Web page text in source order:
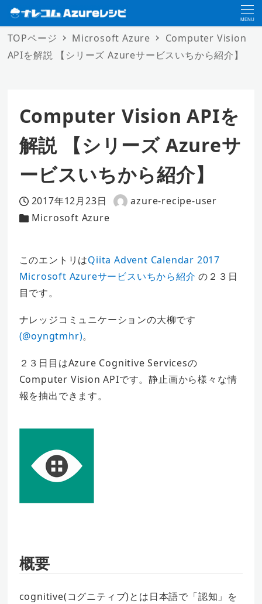
MENU
TOPページ Microsoft Azure
Computer Vision
APIを解説 【シリーズ Azureサービスいちから紹介】
Computer Vision APIを
解説 【シリーズ Azureサ
ービスいちから紹介】
投稿日
2017年12月23日
著
azure-recipe-user
カテゴリー
Microsoft Azure
このエントリはQiita Advent Calendar 2017
Microsoft Azureサービスいちから紹介 の２３日
目です。
ナレッジコミュニケーションの大柳です
(@oyngtmhr)。
２３日目はAzure Cognitive Servicesの
Computer Vision APIです。静止画から様々な情
報を抽出できます。
概要
cognitive(コグニティブ)とは日本語で「認知」を